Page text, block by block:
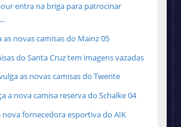
entra na briga para patrocinar
as novas camisas do Mainz 05
do Santa Cruz tem imagens vazadas
as novas camisas do Twente
a nova camisa reserva do Schalke 04
nova fornecedora esportiva do AIK